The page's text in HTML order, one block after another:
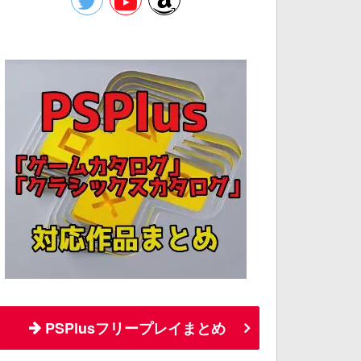
PSPlusフリープレイまとめ